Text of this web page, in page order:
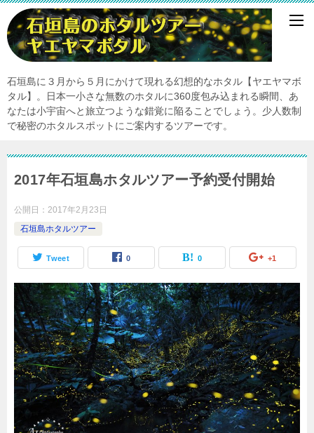
石垣島に３月から５月にかけて現れる幻想的なホタル【ヤエヤマボ
タル】。日本一小さな無数のホタルに360度包み込まれる瞬間、あ
なたは小宇宙へと旅立つような錯覚に陥ることでしょう。少人数制
で秘密のホタルスポットにご案内するツアーです。
2017年石垣島ホタルツアー予約受付開始
公開日： 2017年2月23日
石垣島ホタルツアー
Tweet 0 0 +1